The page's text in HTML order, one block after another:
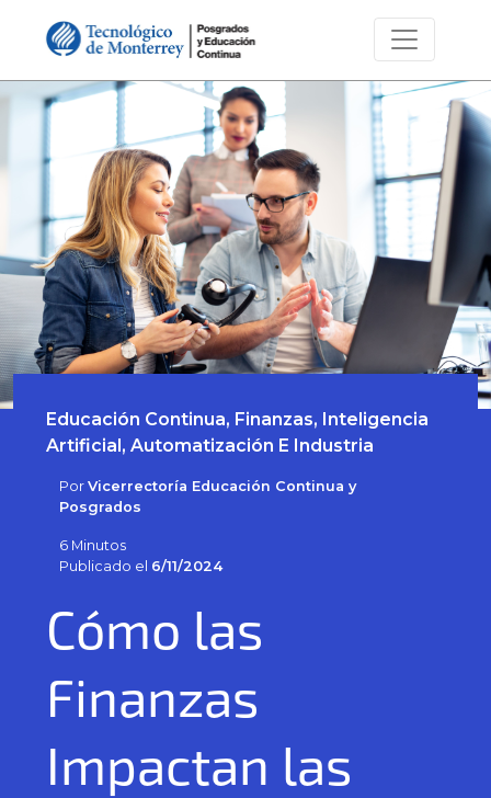
Educación Continua, Finanzas, Inteligencia
Artificial, Automatización E Industria
Por Vicerrectoría Educación Continua y
Posgrados
6 Minutos
Publicado el 6/11/2024
Cómo las
Finanzas
Impactan las